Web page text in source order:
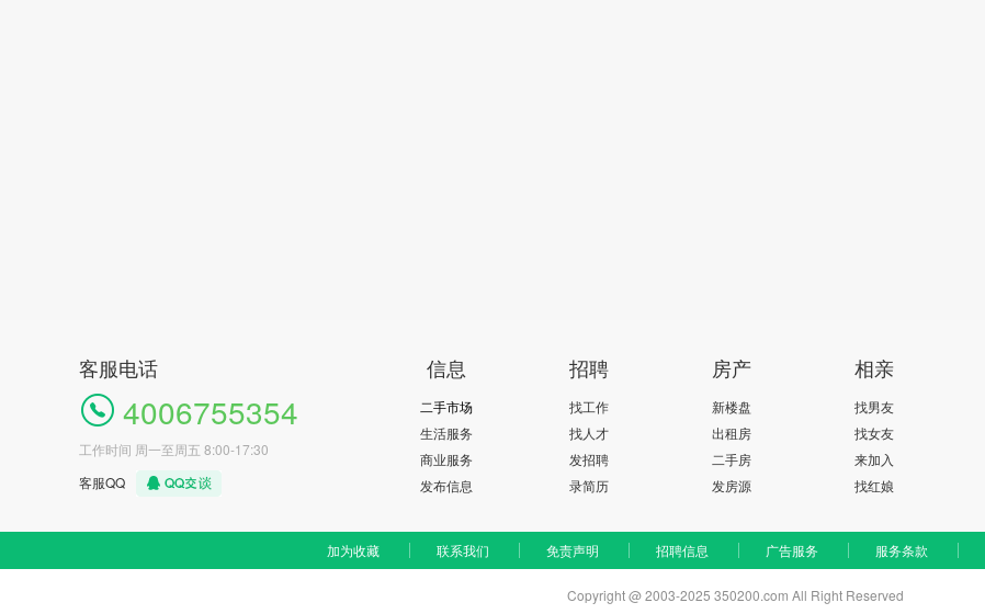
客服电话
4006755354
工作时间 周一至周五 8:00-17:30
客服QQ
信息
二手市场
生活服务
商业服务
发布信息
招聘
找工作
找人才
发招聘
录简历
房产
新楼盘
出租房
二手房
发房源
相亲
找男友
找女友
来加入
找红娘
加为收藏 联系我们 免责声明 招聘信息 广告服务 服务条款
Copyright @ 2003-2025 350200.com All Right Reserved